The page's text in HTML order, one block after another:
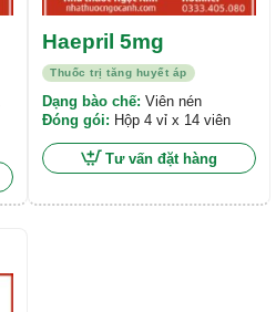
Thuốc trị tăng huyết áp
Haepril 5mg
Dạng bào chế: Viên nén
Đóng gói: Hộp 4 vỉ x 14 viên
Tư vấn đặt hàng